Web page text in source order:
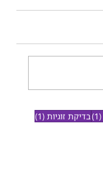
(1) פוסט 1
בדיקת זוגיות (1) פוסט 1